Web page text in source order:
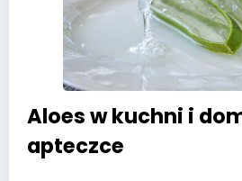
Aloes w kuchni i
apteczce